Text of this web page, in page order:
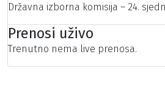
Državna izborna komisija – 24.
Prenosi uživo
Trenutno nema live prenosa.